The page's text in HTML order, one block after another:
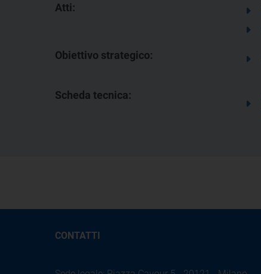
Atti:
Obiettivo strategico:
Scheda tecnica:
CONTATTI